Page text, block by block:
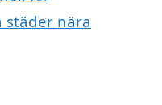
städer nära